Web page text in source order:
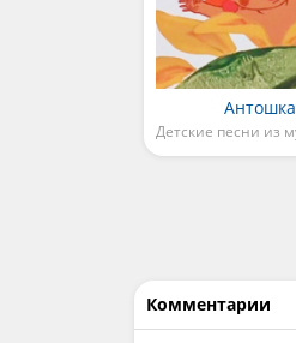
Антошка
Комментарии